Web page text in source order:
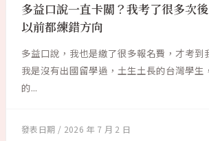
多益口說一直卡關？我考了很多次
以前都練錯方向
多益口說，我也是繳了很多報名費，才考到
我是沒有出國留學過，土生土長的台灣學生
的...
2026 年 7 月 2 日